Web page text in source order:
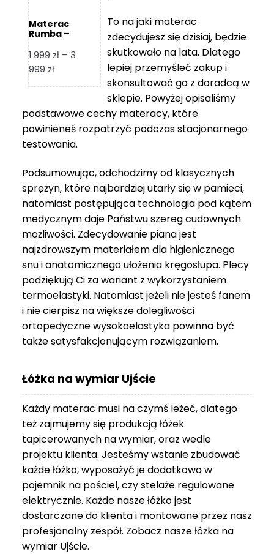
Materac
Rumba –
1 999 zł – 3
999 złZakres
1
999 zł
do
To na jaki materac
zdecydujesz się dzisiaj, będzie
skutkowało na lata. Dlatego
lepiej przemyśleć zakup i
skonsultować go z doradcą w
sklepie. Powyżej opisaliśmy
podstawowe cechy materacy, które
powinieneś rozpatrzyć podczas stacjonarnego
testowania.
Podsumowując, odchodzimy od klasycznych
sprężyn, które najbardziej utarły się w pamięci,
natomiast postępująca technologia pod kątem
medycznym daje Państwu szereg cudownych
możliwości. Zdecydowanie piana jest
najzdrowszym materiałem dla higienicznego
snu i anatomicznego ułożenia kręgosłupa. Plecy
podziękują Ci za wariant z wykorzystaniem
termoelastyki. Natomiast jeżeli nie jesteś fanem
i nie cierpisz na większe dolegliwości
ortopedyczne wysokoelastyka powinna być
także satysfakcjonującym rozwiązaniem.
Łóżka na wymiar Ujście
Każdy materac musi na czymś leżeć, dlatego
też zajmujemy się produkcją łóżek
tapicerowanych na wymiar, oraz wedle
projektu klienta. Jesteśmy wstanie zbudować
każde łóżko, wyposażyć je dodatkowo w
pojemnik na pościel, czy stelaże regulowane
elektrycznie. Każde nasze łóżko jest
dostarczane do klienta i montowane przez nasz
profesjonalny zespół. Zobacz naszełóżka na
wymiar Ujście.